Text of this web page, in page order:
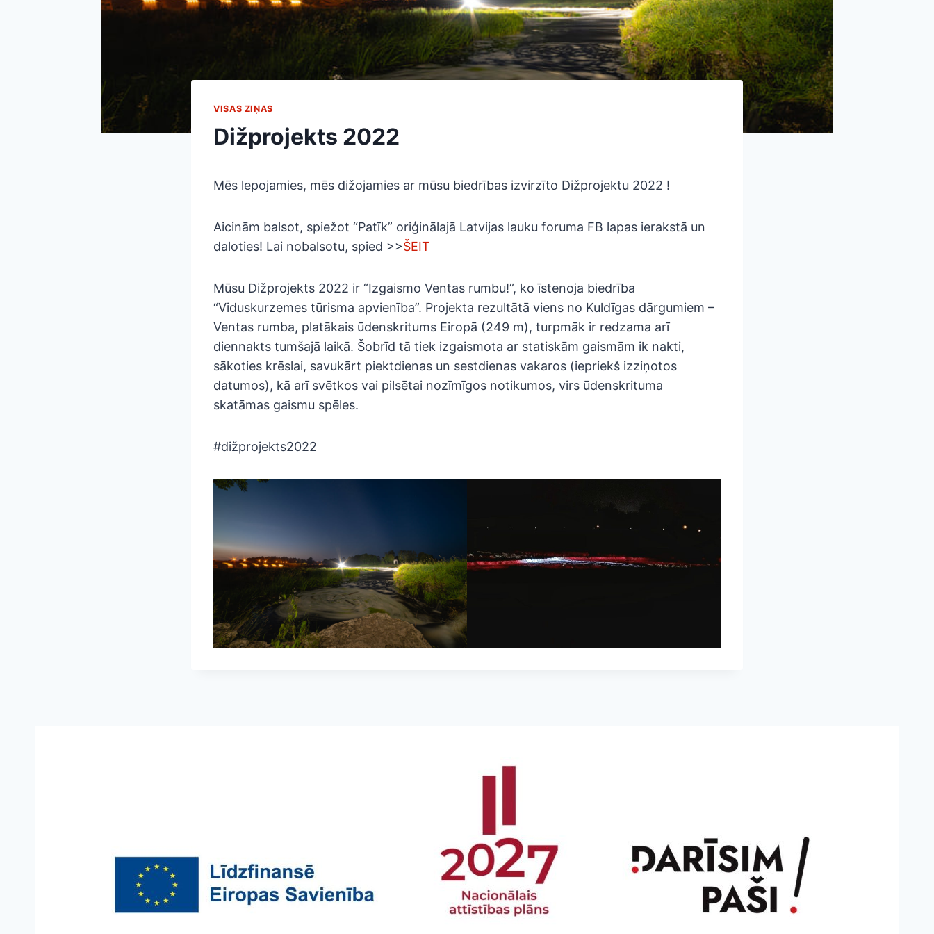
VISAS ZIŅAS
Dižprojekts 2022
Mēs lepojamies, mēs dižojamies ar mūsu biedrības izvirzīto Dižprojektu 2022 !
Aicinām balsot, spiežot “Patīk” oriģinālajā Latvijas lauku foruma FB lapas ierakstā un
daloties! Lai nobalsotu, spied >>ŠEIT
Mūsu Dižprojekts 2022 ir “Izgaismo Ventas rumbu!”, ko īstenoja biedrība
“Viduskurzemes tūrisma apvienība”. Projekta rezultātā viens no Kuldīgas dārgumiem –
Ventas rumba, platākais ūdenskritums Eiropā (249 m), turpmāk ir redzama arī
diennakts tumšajā laikā. Šobrīd tā tiek izgaismota ar statiskām gaismām ik nakti,
sākoties krēslai, savukārt piektdienas un sestdienas vakaros (iepriekš izziņotos
datumos), kā arī svētkos vai pilsētai nozīmīgos notikumos, virs ūdenskrituma
skatāmas gaismu spēles.
#dižprojekts2022